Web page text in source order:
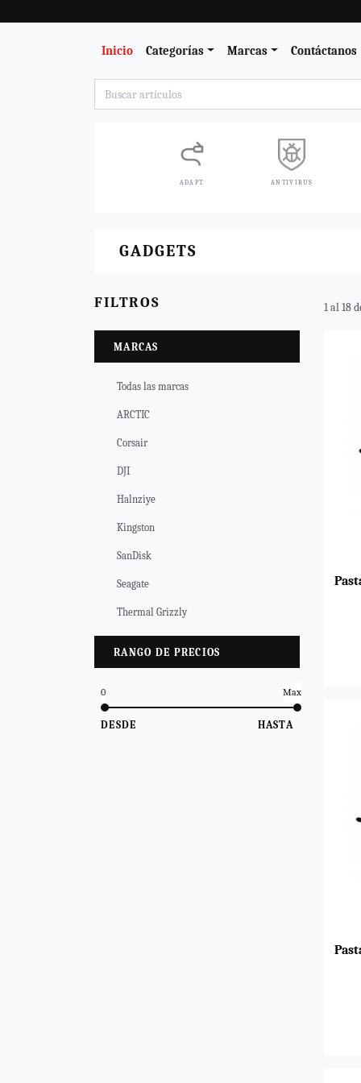
Inicio Categorías Marcas Contáctanos
ADAPT. ANTIVIRUS
GADGETS
FILTROS
MARCAS
Todas las marcas
ARCTIC
Corsair
DJI
Halnziye
Kingston
SanDisk
Seagate
Thermal Grizzly
RANGO DE PRECIOS
0 Max
DESDE HASTA
1 al 18